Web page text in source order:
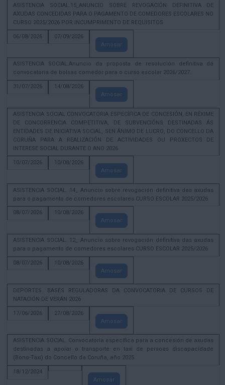
ASISTENCIA SOCIAL.15_ANUNCIO SOBRE REVOGACIÓN DEFINITIVA DE
AXUDAS CONCEDIDAS PARA O PAGAMENTO DE COMEDORES ESCOLARES NO
CURSO 2025/2026 POR INCUMPRIMENTO DE REQUISITOS
06/08/2026
07/09/2026
Amosar
ASISTENCIA SOCIAL.Anuncio da proposta de resolución definitiva dá
convocatoria de bolsas comedor para o curso escolar 2026/2027.
31/07/2026
14/08/2026
Amosar
ASISTENCIA SOCIAL CONVOCATORIA ESPECÍFICA DE CONCESIÓN, EN RÉXIME
DE CONCORRENCIA COMPETITIVA, DE SUBVENCIÓNS DESTINADAS ÁS
ENTIDADES DE INICIATIVA SOCIAL, SEN ÁNIMO DE LUCRO, DO CONCELLO DA
CORUÑA PARA A REALIZACIÓN DE ACTIVIDADES OU PROXECTOS DE
INTERESE SOCIAL DURANTE O ANO 2026
10/07/2026
10/08/2026
Amosar
ASISTENCIA SOCIAL. 14_ Anuncio sobre revogación definitiva das axudas
para o pagamento de comedores escolares CURSO ESCOLAR 2025/2026
08/07/2026
10/08/2026
Amosar
ASISTENCIA SOCIAL. 12_ Anuncio sobre revogación definitiva das axudas
para o pagamento de comedores escolares CURSO ESCOLAR 2025/2026
08/07/2026
10/08/2026
Amosar
DEPORTES. BASES REGULADORAS DA CONVOCATORIA DE CURSOS DE
NATACIÓN DE VERÁN 2026
17/06/2026
27/08/2026
Amosar
ASISTENCIA SOCIAL. Convocatoria específica para a concesión de axudas
destinadas a apoiar o transporte en taxi de persoas discapacidade
(Bono-Taxi) do Concello da Coruña, año 2025
18/12/2024
Amosar